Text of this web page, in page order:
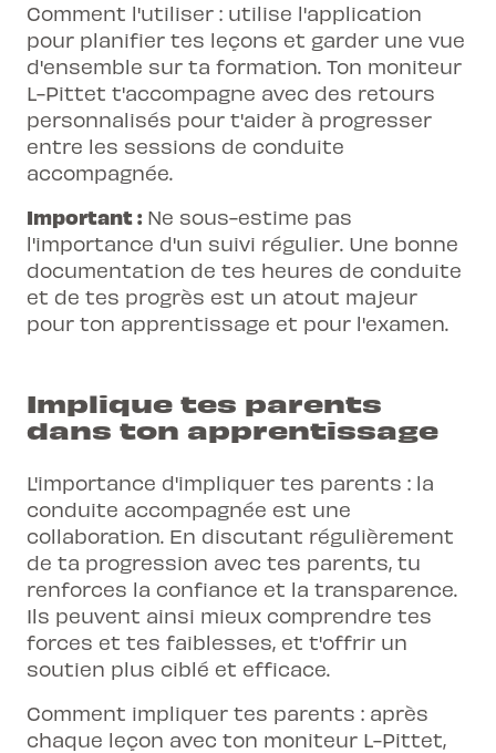
Comment l'utiliser : utilise l'application
pour planifier tes leçons et garder une vue
d'ensemble sur ta formation. Ton moniteur
L-Pittet t'accompagne avec des retours
personnalisés pour t'aider à progresser
entre les sessions de conduite
accompagnée.
Important : Ne sous-estime pas
l'importance d'un suivi régulier. Une bonne
documentation de tes heures de conduite
et de tes progrès est un atout majeur
pour ton apprentissage et pour l'examen.
Implique tes parents
dans ton apprentissage
L'importance d'impliquer tes parents : la
conduite accompagnée est une
collaboration. En discutant régulièrement
de ta progression avec tes parents, tu
renforces la confiance et la transparence.
Ils peuvent ainsi mieux comprendre tes
forces et tes faiblesses, et t'offrir un
soutien plus ciblé et efficace.
Comment impliquer tes parents : après
chaque leçon avec ton moniteur L-Pittet,